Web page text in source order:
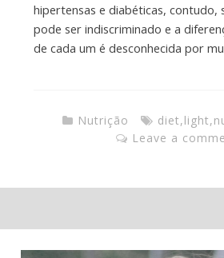
hipertensas e diabéticas, contudo,
pode ser indiscriminado e a
de cada um é desconhecida por
Nutrição diet,light,
Leave a